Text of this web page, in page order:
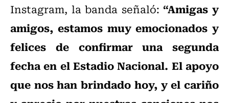
Instagram, la banda señaló:“Amigas y
amigos, estamos muy emocionados y
felices de confirmar una segunda
fecha en el Estadio Nacional. El apoyo
que nos han brindado hoy, y el cariño